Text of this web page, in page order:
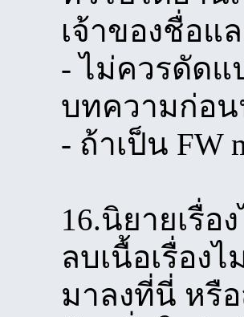
เจ้าของชื่อแ
- ไม่ควรดัดแ
บทความก่อ
- ถ้าเป็น FW
16.นิยายเรื่
ลบเนื้อเรื่อง
มาลงที่นี่ หรื